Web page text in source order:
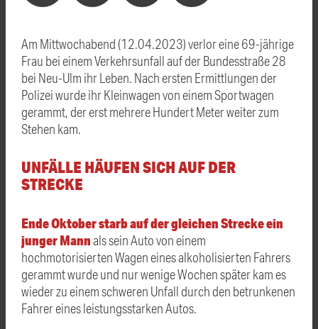
Am Mittwochabend (12.04.2023) verlor eine 69-jährige
Frau bei einem Verkehrsunfall auf der Bundesstraße 28
bei Neu-Ulm ihr Leben. Nach ersten Ermittlungen der
Polizei wurde ihr Kleinwagen von einem Sportwagen
gerammt, der erst mehrere Hundert Meter weiter zum
Stehen kam.
UNFÄLLE HÄUFEN SICH AUF DER
STRECKE
Ende Oktober starb auf der gleichen Strecke ein
junger Mannals sein Auto von einem
hochmotorisierten Wagen eines alkoholisierten Fahrers
gerammt wurde und nur wenige Wochen später kam es
wieder zu einem schweren Unfall durch den betrunkenen
Fahrer eines leistungsstarken Autos.